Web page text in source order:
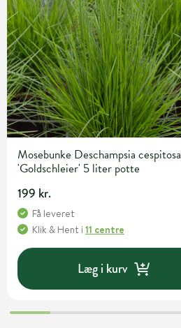
Mosebunke Deschampsia cespitosa
'Goldschleier' 5 liter potte
199 kr.
Få leveret
Klik & Hent i 11 centre
Læg i kurv